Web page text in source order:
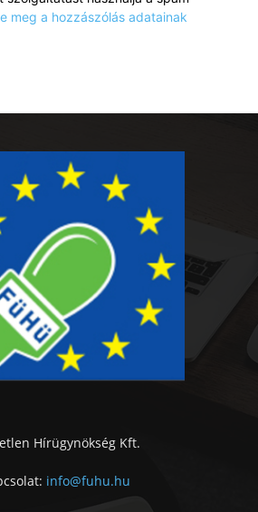
meg a hozzászólás adatainak
Hírügynökség Kft.
info@fuhu.hu